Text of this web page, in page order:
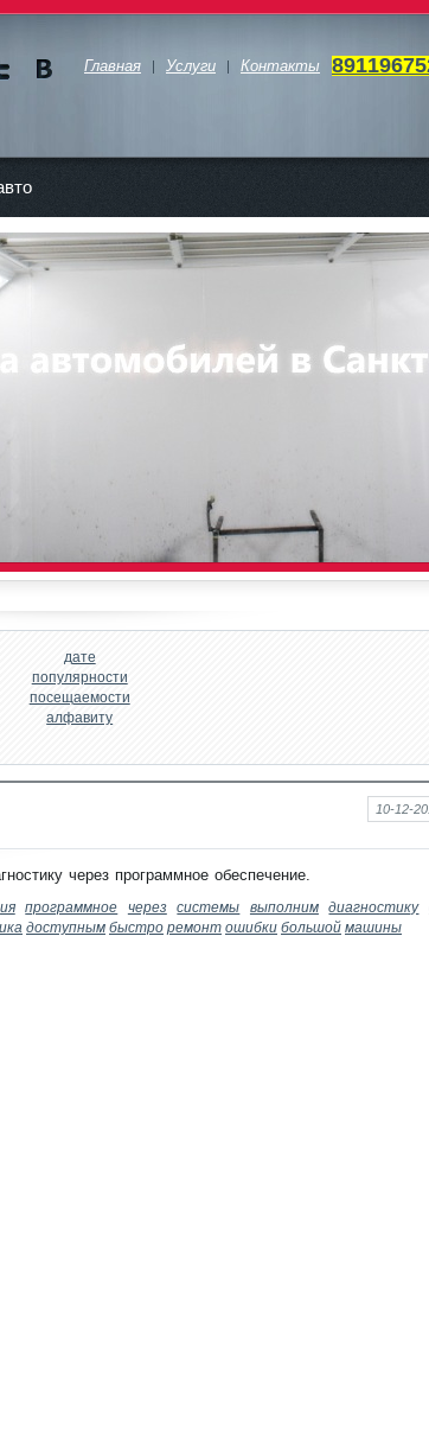
Главная Услуги Контакты
дате
популярности
посещаемости
алфавиту
10-12-
через программное обеспечение.
программное через системы выполним диагностику
доступным быстро ремонт ошибки большой машины